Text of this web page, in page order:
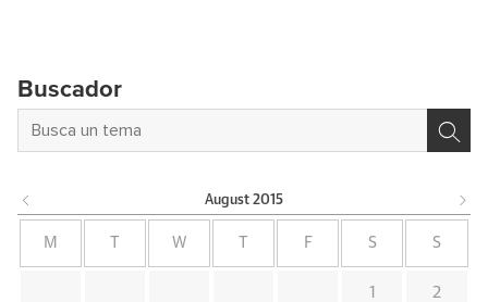
Buscador
August 2015
M W F S S
1 2